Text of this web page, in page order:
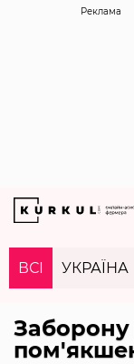
Реклама
ВСІ УКРАЇНА
Заборону